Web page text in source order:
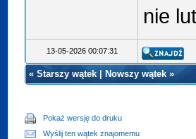
nie
13-05-2026 00:07:31
«Starszy wątek Nowszy wątek»
Pokaż wersję do druku
Wyślij ten wątek znajomemu